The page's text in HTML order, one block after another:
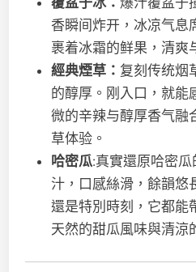
香瞬间炸开，冰凉气息
裹着冰霜的鲜果，清爽
經典煙草： 复刻传统烟
的醇厚。刚入口，就能
微的辛辣与醇厚香气融
草体验。
哈密瓜:真實還原哈密
汁，口感絲滑，餘韻悠
還是特別時刻，它都能
天然的甜瓜風味與清涼